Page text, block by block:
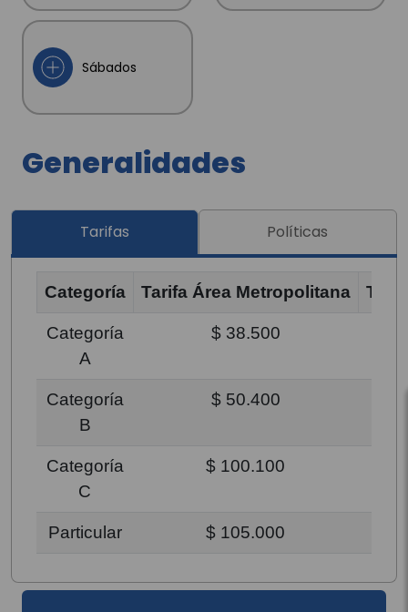
Sábados
Generalidades
Tarifas Políticas
Categoría Tarifa Área Metropolitana
Categoría
A
$ 38.500
Categoría
B
$ 50.400
Categoría
C
$ 100.100
Particular $ 105.000